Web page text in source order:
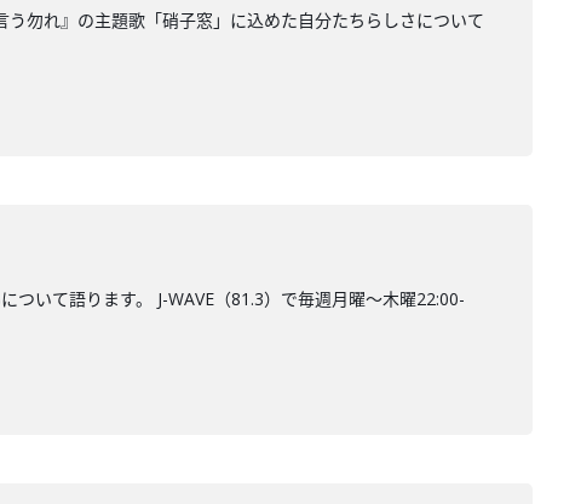
勿れ』の主題歌「硝子窓」に込めた自分たちらしさについて
いて語ります。 J-WAVE（81.3）で毎週月曜～木曜22:00-